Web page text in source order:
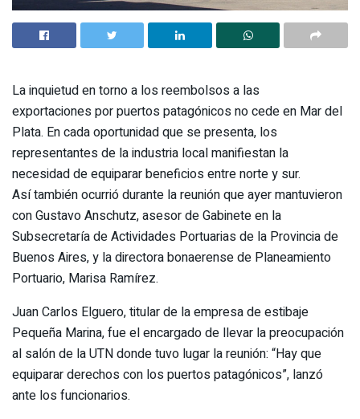
La inquietud en torno a los reembolsos a las
exportaciones por puertos patagónicos no cede en Mar del
Plata. En cada oportunidad que se presenta, los
representantes de la industria local manifiestan la
necesidad de equiparar beneficios entre norte y sur.
Así también ocurrió durante la reunión que ayer mantuvieron
con Gustavo Anschutz, asesor de Gabinete en la
Subsecretaría de Actividades Portuarias de la Provincia de
Buenos Aires, y la directora bonaerense de Planeamiento
Portuario, Marisa Ramírez.
Juan Carlos Elguero, titular de la empresa de estibaje
Pequeña Marina, fue el encargado de llevar la preocupación
al salón de la UTN donde tuvo lugar la reunión: “Hay que
equiparar derechos con los puertos patagónicos”, lanzó
ante los funcionarios.